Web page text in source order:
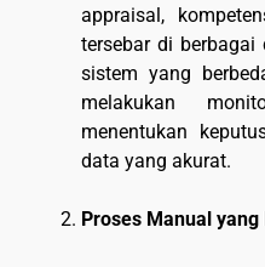
appraisal,
tersebar di
sistem yang
melakukan
menentukan
data yang akurat.
Proses Manual